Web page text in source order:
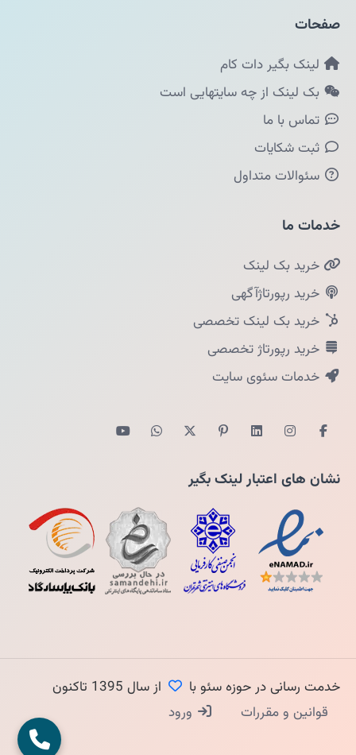
صفحات
لینک بگیر دات کام
بک لینک از چه سایتهایی است
تماس با ما
ثبت شکایات
سئوالات متداول
خدمات ما
خرید بک لینک
خرید رپورتاژآگهی
خرید بک لینک تخصصی
خرید رپورتاژ تخصصی
خدمات سئوی سایت
نشان های اعتبار لینک بگیر
خدمت رسانی در حوزه سئو با
از سال 1395 تاکنون
قوانین و مقررات
ورود